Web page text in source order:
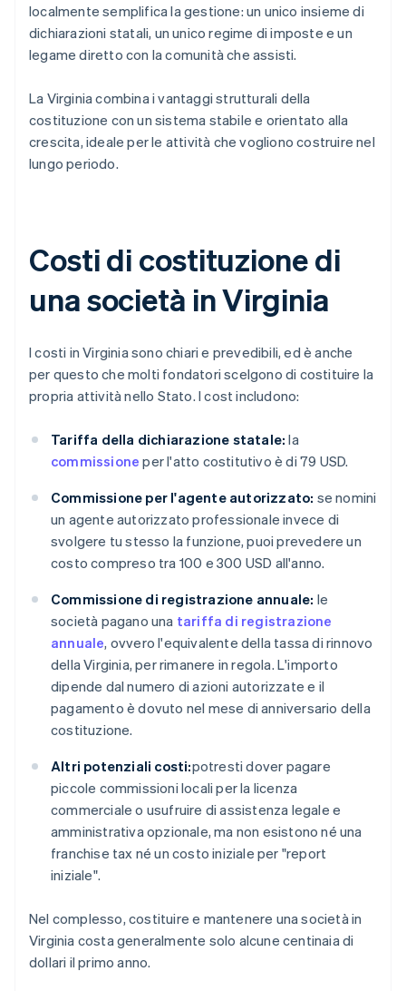
localmente semplifica la gestione: un unico insieme di
dichiarazioni statali, un unico regime di imposte e un
legame diretto con la comunità che assisti.
La Virginia combina i vantaggi strutturali della
costituzione con un sistema stabile e orientato alla
crescita, ideale per le attività che vogliono costruire nel
lungo periodo.
Costi di costituzione di
una società in Virginia
I costi in Virginia sono chiari e prevedibili, ed è anche
per questo che molti fondatori scelgono di costituire la
propria attività nello Stato. I cost includono:
Tariffa della dichiarazione statale: la
commissione per l'atto costitutivo è di 79 USD.
Commissione per l'agente autorizzato: se nomini
un agente autorizzato professionale invece di
svolgere tu stesso la funzione, puoi prevedere un
costo compreso tra 100 e 300 USD all'anno.
Commissione di registrazione annuale: le
società pagano una tariffa di registrazione
annuale, ovvero l'equivalente della tassa di rinnovo
della Virginia, per rimanere in regola. L'importo
dipende dal numero di azioni autorizzate e il
pagamento è dovuto nel mese di anniversario della
costituzione.
Altri potenziali costi:potresti dover pagare
piccole commissioni locali per la licenza
commerciale o usufruire di assistenza legale e
amministrativa opzionale, ma non esistono né una
franchise tax né un costo iniziale per "report
iniziale".
Nel complesso, costituire e mantenere una società in
Virginia costa generalmente solo alcune centinaia di
dollari il primo anno.